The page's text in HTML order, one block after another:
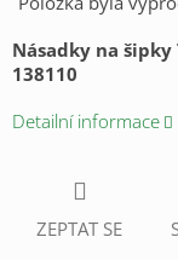
Násadky na
138110
Detailní informace
ZEPTAT SE